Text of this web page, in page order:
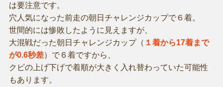
は要注意です。
穴人気になった前走の朝日チャレンジカップで６着。
世間的には惨敗したように見えますが、
大混戦だった朝日チャレンジカップ（ １着から17着まで
が0.6秒差）で６着ですから、
クビの上げ下げで着順が大きく入れ替わっていた可能性
もあります。